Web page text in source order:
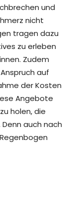
und
nicht
tragen dazu
zu erleben
Zudem
auf
der Kosten
Angebote
holen, die
auch nach